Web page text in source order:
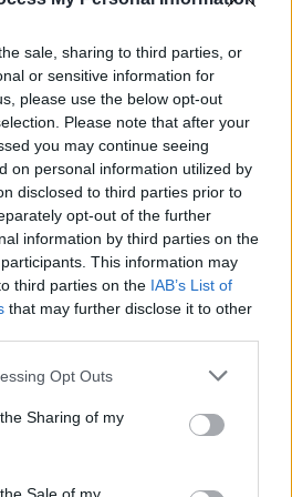
sale, sharing to third parties, or
or sensitive information for
please use the below opt-out
Please note that after your
you may continue seeing
on personal information utilized by
disclosed to third parties prior to
opt-out of the further
information by third parties on the
This information may
third parties on the IAB’s List of
that may further disclose it to other
Opt Outs
Sharing of my
μορφή.
CEOs (93%) θεωρεί ότι η
δημιούργησε
στις πολιτικές
κουλτούρας, αλλά και
προσέλκυσης ταλαντούχου
(87%).
ότι η επικοινωνία με τους
εταιρείας βελτιώθηκε
της κρίσης.
τον ιό και ως αποτέλεσμα
άλλαξαν την στρατηγική
πανδημία.
ότι θέλουν να συνεχίσουν